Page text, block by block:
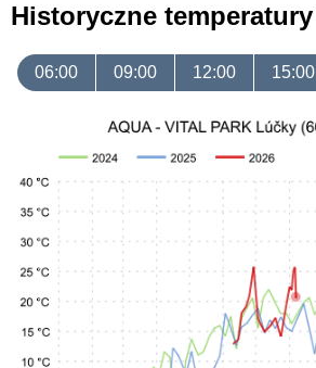
Historyczne temperatury
06:00 09:00 12:00 15:00